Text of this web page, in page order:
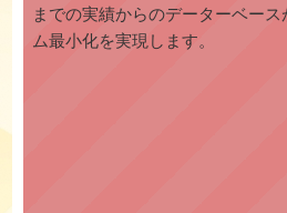
までの実績からのデーターベー
ム最小化を実現します。